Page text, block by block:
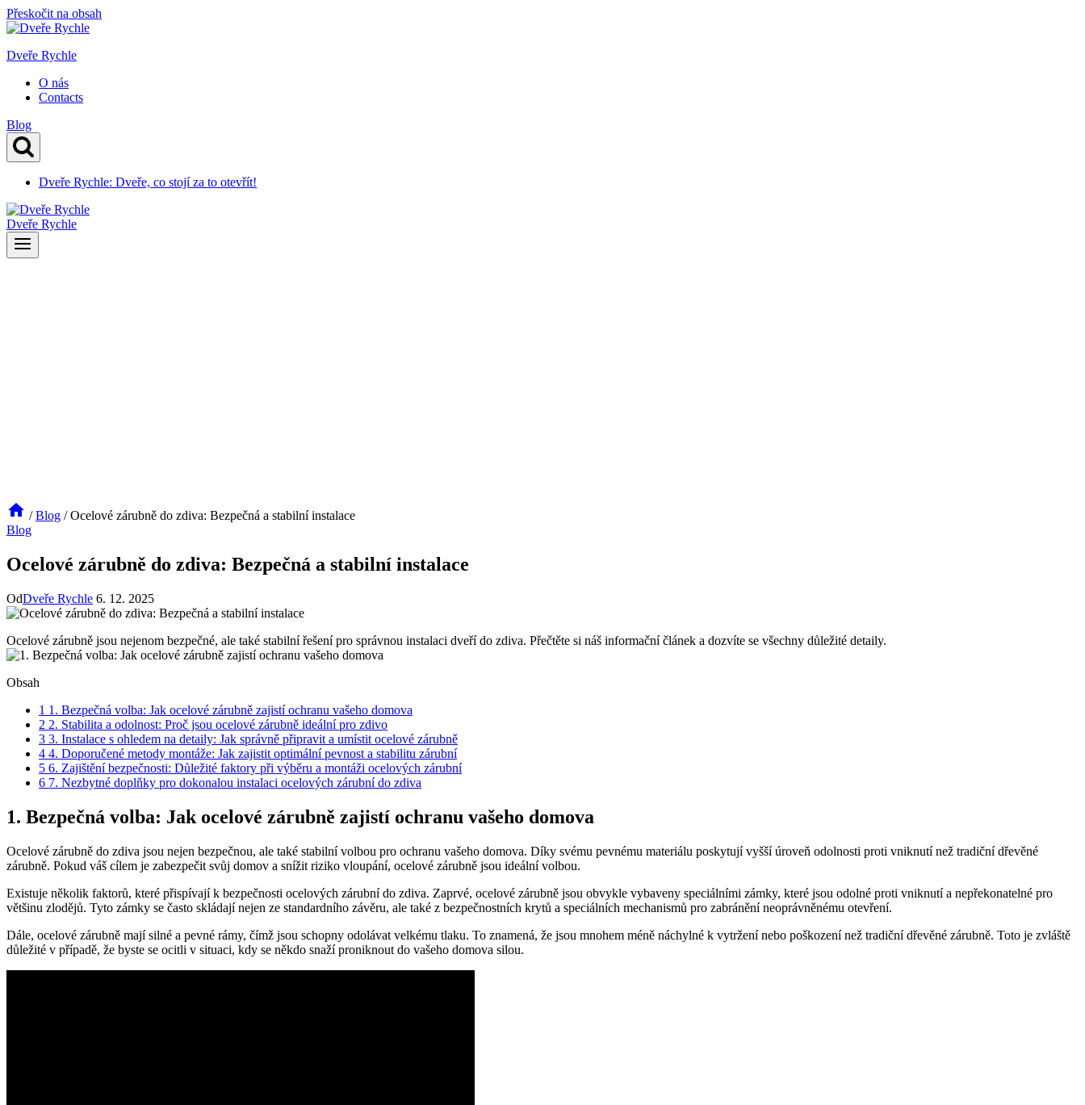
Přeskočit na obsah
Dveře Rychle
O nás
Contacts
Blog
Dveře Rychle: Dveře, co stojí za to otevřít!
Dveře Rychle
/ Blog / Ocelové zárubně do zdiva: Bezpečná a stabilní instalace
Blog
Ocelové zárubně do zdiva: Bezpečná a stabilní instalace
OdDveře Rychle 6. 12. 2025
Ocelové zárubně jsou⁣ nejenom‍ bezpečné, ale‍ také stabilní řešení pro správnou instalaci dveří do zdiva. Přečtěte si náš informační článek a dozvíte se všechny důležité detaily.
Obsah
1 1. Bezpečná volba: Jak⁢ ocelové zárubně zajistí ochranu vašeho domova
2 2. Stabilita a odolnost: Proč jsou ocelové zárubně ideální pro zdivo
3 3. Instalace s ⁣ohledem na detaily: Jak správně připravit a umístit ocelové zárubně
4 4. Doporučené metody montáže: Jak zajistit optimální pevnost a stabilitu zárubní
5 6. ‍Zajištění bezpečnosti: Důležité faktory při ⁤výběru a montáži ocelových zárubní
6 7. Nezbytné doplňky pro dokonalou instalaci ocelových zárubní do zdiva
1. Bezpečná volba: Jak⁢ ocelové zárubně zajistí ochranu vašeho domova
Ocelové zárubně ⁣do zdiva jsou nejen bezpečnou, ale také stabilní volbou pro ochranu vašeho domova. Díky svému pevnému materiálu poskytují‌ vyšší úroveň odolnosti proti vniknutí než tradiční dřevěné
zárubně.‍ Pokud váš cílem je ⁢zabezpečit svůj domov a snížit riziko vloupání, ocelové zárubně jsou ideální volbou.
Existuje několik faktorů, které přispívají k bezpečnosti​ ocelových zárubní​ do⁤ zdiva. Zaprvé, ocelové ​zárubně ⁣jsou obvykle vybaveny speciálními zámky, které⁤ jsou odolné proti vniknutí a nepřekonatelné pro
většinu zlodějů. Tyto zámky se často skládají nejen ze standardního závěru, ale také z bezpečnostních krytů a ⁤speciálních​ mechanismů pro zabránění neoprávněnému otevření.
Dále, ocelové zárubně mají silné a pevné rámy, čímž jsou schopny odolávat velkému tlaku. To znamená, že jsou mnohem méně náchylné k vytržení nebo poškození než tradiční dřevěné zárubně. Toto je zvláště
důležité‌ v případě, že‍ byste se ocitli v situaci, kdy se někdo snaží⁤ proniknout do vašeho domova silou.